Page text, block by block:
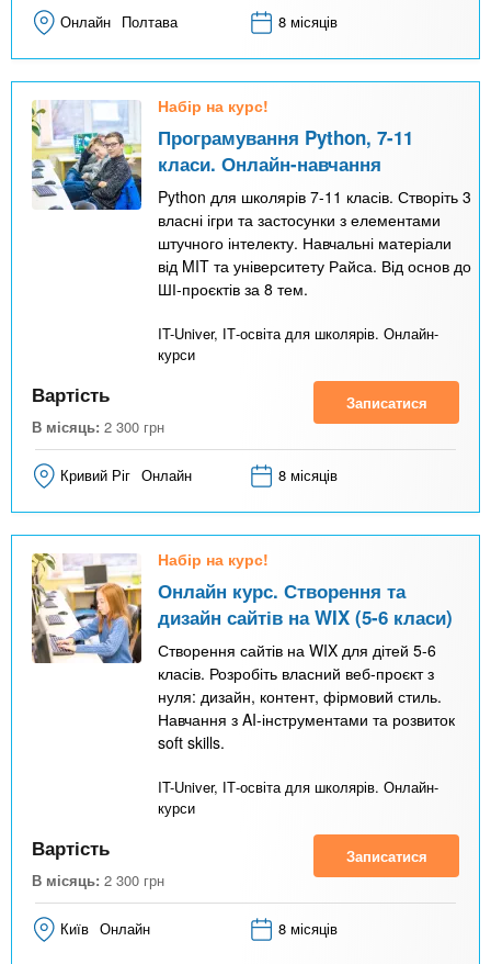
Онлайн Полтава 8 місяців
Набір на курс!
Програмування Python, 7-11
класи. Онлайн-навчання
Python для школярів 7-11 класів. Створіть 3
власні ігри та застосунки з елементами
штучного інтелекту. Навчальні матеріали
від MIT та університету Райса. Від основ до
ШІ-проєктів за 8 тем.
IT-Univer, ІТ-освіта для школярів. Онлайн-
курси
Вартість
В місяць: 2 300 грн
Записатися
Кривий Ріг Онлайн 8 місяців
Набір на курс!
Онлайн курс. Створення та
дизайн сайтів на WIX (5-6 класи)
Створення сайтів на WIX для дітей 5-6
класів. Розробіть власний веб-проєкт з
нуля: дизайн, контент, фірмовий стиль.
Навчання з AI-інструментами та розвиток
soft skills.
IT-Univer, ІТ-освіта для школярів. Онлайн-
курси
Вартість
В місяць: 2 300 грн
Записатися
Київ Онлайн 8 місяців